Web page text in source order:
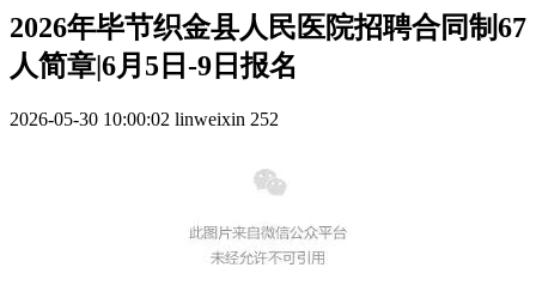
2026年毕节织金县人民医院招聘合同制67
人简章|6月5日-9日报名
2026-05-30 10:00:02 linweixin 252